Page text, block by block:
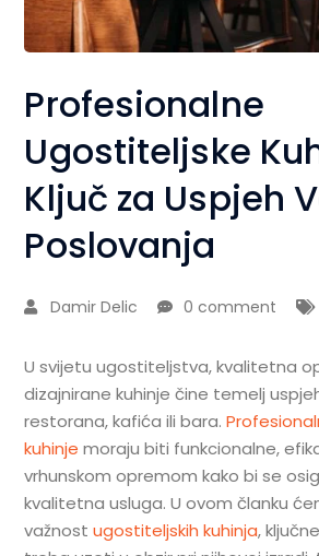
Profesionalne
Ugostiteljske
Ključ za Uspjeh
Poslovanja
Damir Delic 0 comment
U svijetu ugostiteljstva, kvalitetna
dizajnirane kuhinje čine temelj
restorana, kafića ili bara.
kuhinje moraju biti funkcionalne,
vrhunskom opremom kako bi se
kvalitetna usluga. U ovom članku
važnostugostiteljskih kuhinja,